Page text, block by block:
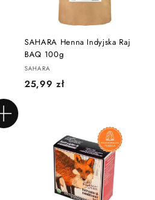
SAHARA Henna Indyjska Raj
BAQ 100g
SAHARA
25,99 zł2
9
z
ł
Dodaj do koszyka